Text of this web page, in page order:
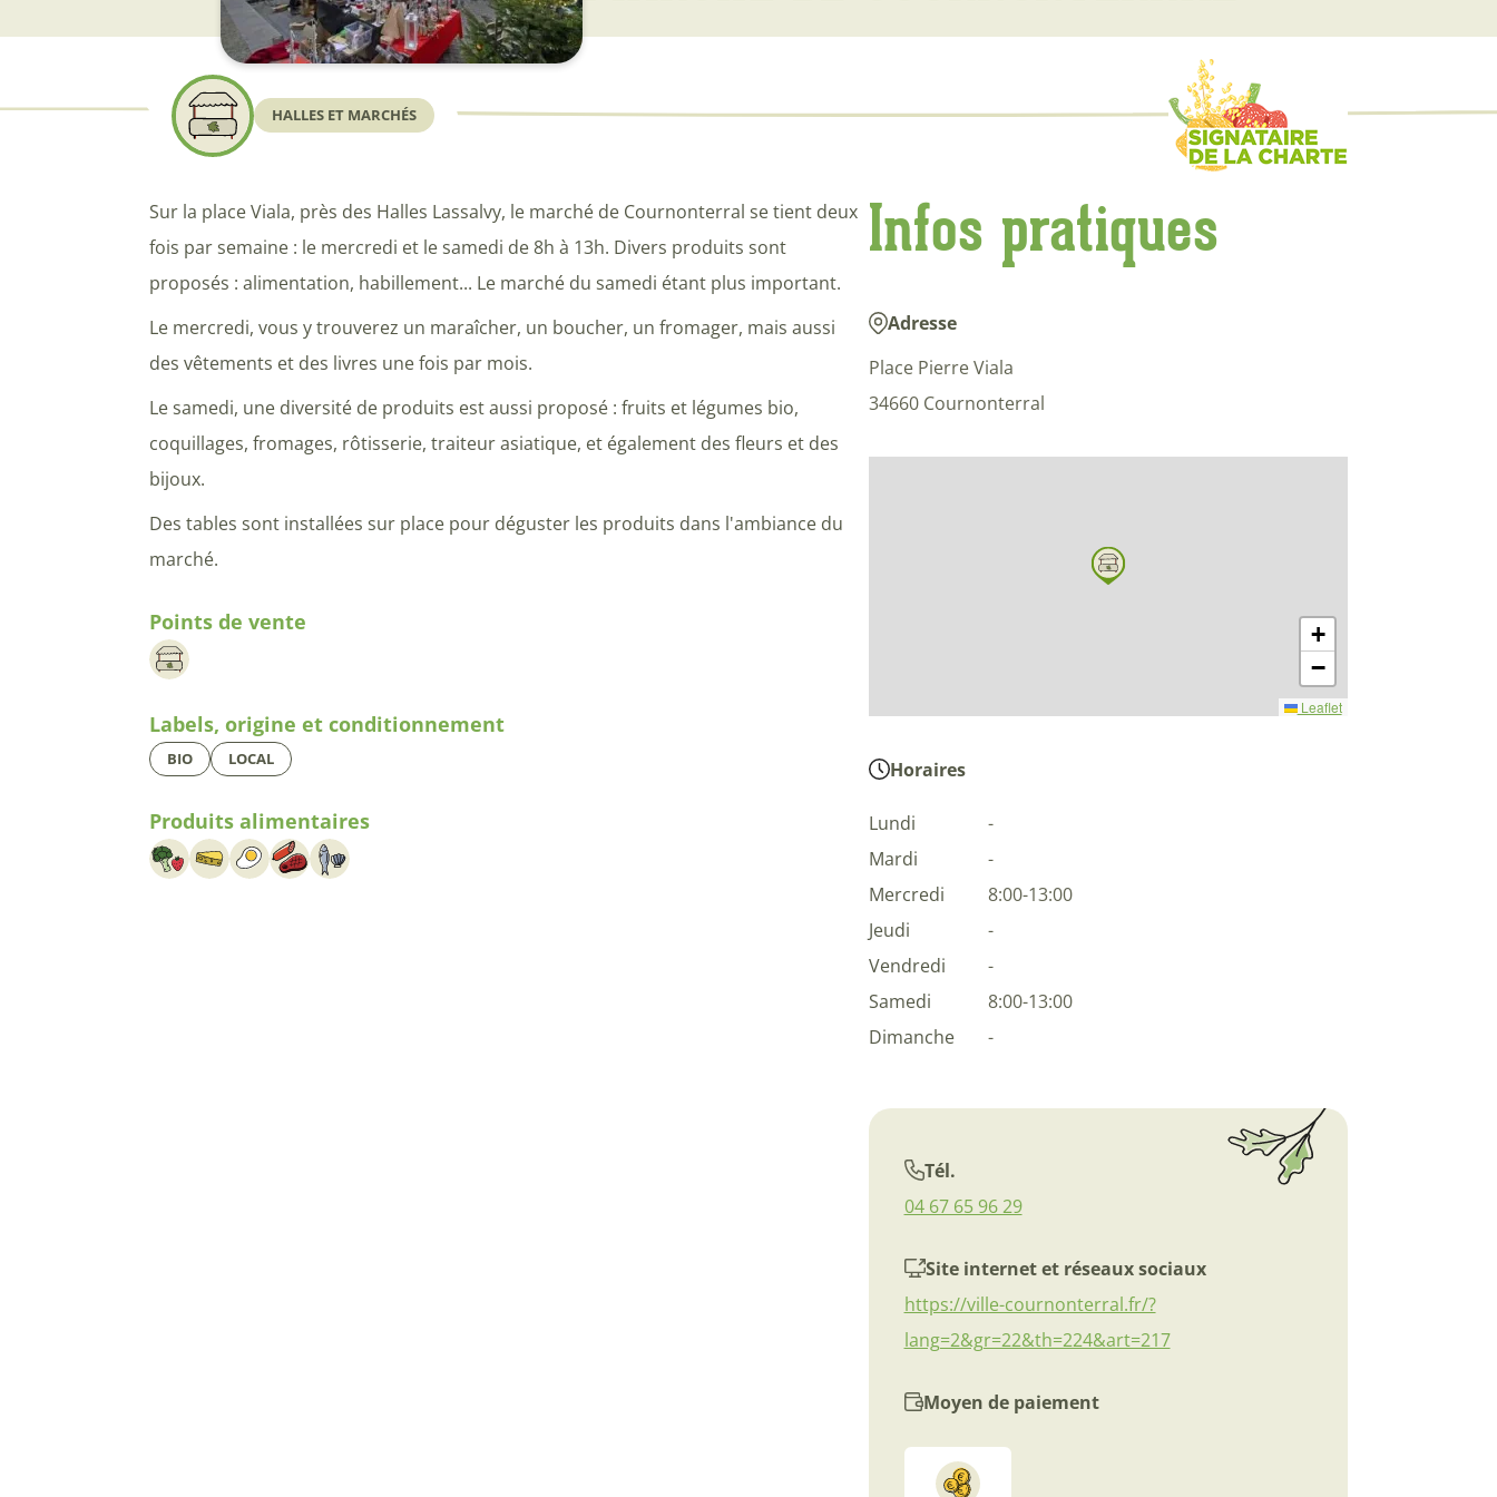
HALLES ET MARCHÉS
Sur la place Viala, près des Halles Lassalvy, le marché de Cournonterral se tient deux
fois par semaine : le mercredi et le samedi de 8h à 13h. Divers produits sont
proposés : alimentation, habillement... Le marché du samedi étant plus important.
Le mercredi, vous y trouverez un maraîcher, un boucher, un fromager, mais aussi
des vêtements et des livres une fois par mois.
Le samedi, une diversité de produits est aussi proposé : fruits et légumes bio,
coquillages, fromages, rôtisserie, traiteur asiatique, et également des fleurs et des
bijoux.
Des tables sont installées sur place pour déguster les produits dans l'ambiance du
marché.
Points de vente
Labels, origine et conditionnement
BIO LOCAL
Produits alimentaires
Infos pratiques
Adresse
Place Pierre Viala
34660 Cournonterral
+
−
Leaflet
Horaires
Lundi
-
Mardi
-
Mercredi
8:00-13:00
Jeudi
-
Vendredi
-
Samedi
8:00-13:00
Dimanche
-
Tél.
04 67 65 96 29
Site internet et réseaux sociaux
https://ville-cournonterral.fr/?
lang=2&gr=22&th=224&art=217
Moyen de paiement